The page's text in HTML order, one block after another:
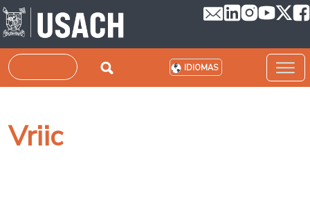
Pasar al contenido principal
Buscar IDIOMAS
Vriic